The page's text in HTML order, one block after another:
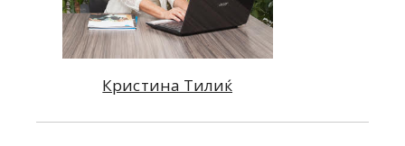
Кристина Тилиќ